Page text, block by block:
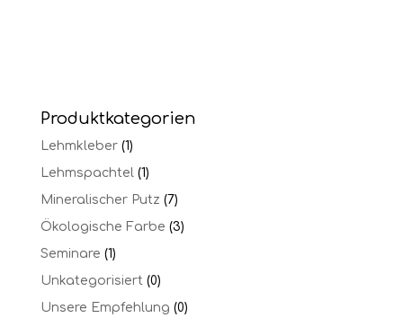
Produktkategorien
Lehmkleber (1)
Lehmspachtel (1)
Mineralischer Putz (7)
Ökologische Farbe (3)
Seminare (1)
Unkategorisiert (0)
Unsere Empfehlung (0)